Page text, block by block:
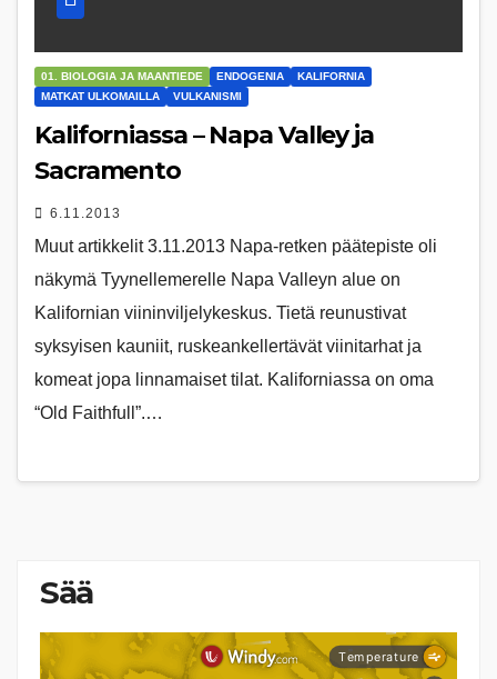
01. BIOLOGIA JA MAANTIEDE ENDOGENIA
KALIFORNIA
MATKAT ULKOMAILLA
VULKANISMI
Kaliforniassa – Napa Valley ja
Sacramento
6.11.2013
Muut artikkelit 3.11.2013 Napa-retken päätepiste oli
näkymä Tyynellemerelle Napa Valleyn alue on
Kalifornian viininviljelykeskus. Tietä reunustivat
syksyisen kauniit, ruskeankellertävät viinitarhat ja
komeat jopa linnamaiset tilat. Kaliforniassa on oma
“Old Faithfull”.…
Sää